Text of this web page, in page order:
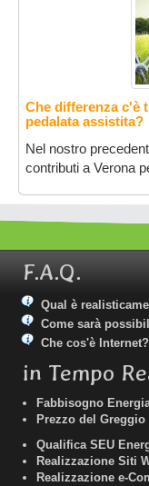
Che differenza c'è
pedalata assistita?
Nel nostro
contributi a Verona
F.A.Q.
Qual è
Come sarà
Che cos'è Internet?
in Tempo
Fabbisogno
Prezzo del Greggio
Qualifica SEU
Realizzazione Siti
Realizzazione e-